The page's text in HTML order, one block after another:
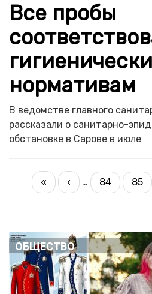
Все пробы
нормативам
В ведомстве главного
рассказали о санитарно-
обстановке в Сарове в июле
НУМЕРАЦИЯ
СТРАНИЦ
Первая
страница
«
Предыдущая
страница
‹ … Страница
84 85
Общество